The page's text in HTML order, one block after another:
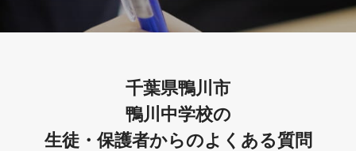
千葉県鴨川市
鴨川中学校の
生徒・保護者からのよくある質問